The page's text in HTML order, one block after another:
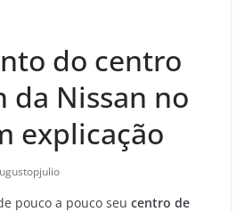
do centro
da Nissan no
explicação
pouco a pouco seu centro de